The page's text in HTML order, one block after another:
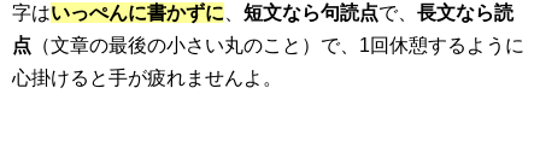
字はいっぺんに書かずに 短文なら句読点で、 長文なら読
点 （文章の最後の小さい丸のこと）で、1回休憩するように
心掛けると手が疲れませんよ。